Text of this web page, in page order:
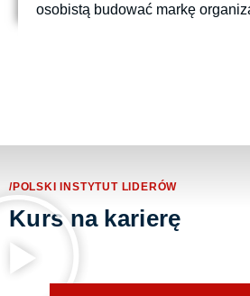
osobistą budować markę
/POLSKI INSTYTUT LIDERÓW
Kurs na karierę